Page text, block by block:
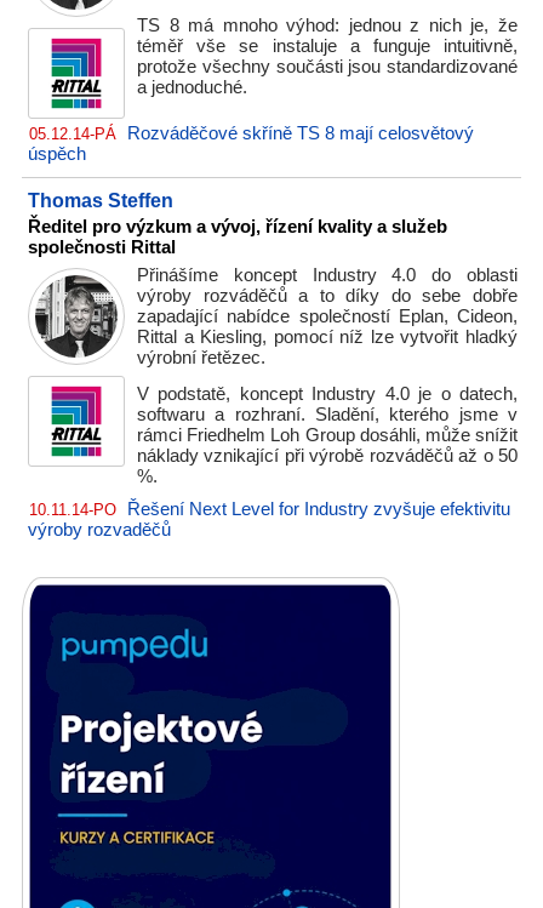
TS 8 má mnoho výhod: jednou z nich je, že
téměř vše se instaluje a funguje intuitivně,
protože všechny součásti jsou standardizované
a jednoduché.
05.12.14-PÁ
Rozváděčové skříně TS 8 mají celosvětový
úspěch
Thomas Steffen
Ředitel pro výzkum a vývoj, řízení kvality a služeb
společnosti Rittal
Přinášíme koncept Industry 4.0 do oblasti
výroby rozváděčů a to díky do sebe dobře
zapadající nabídce společností Eplan, Cideon,
Rittal a Kiesling, pomocí níž lze vytvořit hladký
výrobní řetězec.
V podstatě, koncept Industry 4.0 je o datech,
softwaru a rozhraní. Sladění, kterého jsme v
rámci Friedhelm Loh Group dosáhli, může snížit
náklady vznikající při výrobě rozváděčů až o 50
%.
10.11.14-PO
Řešení Next Level for Industry zvyšuje efektivitu
výroby rozvaděčů